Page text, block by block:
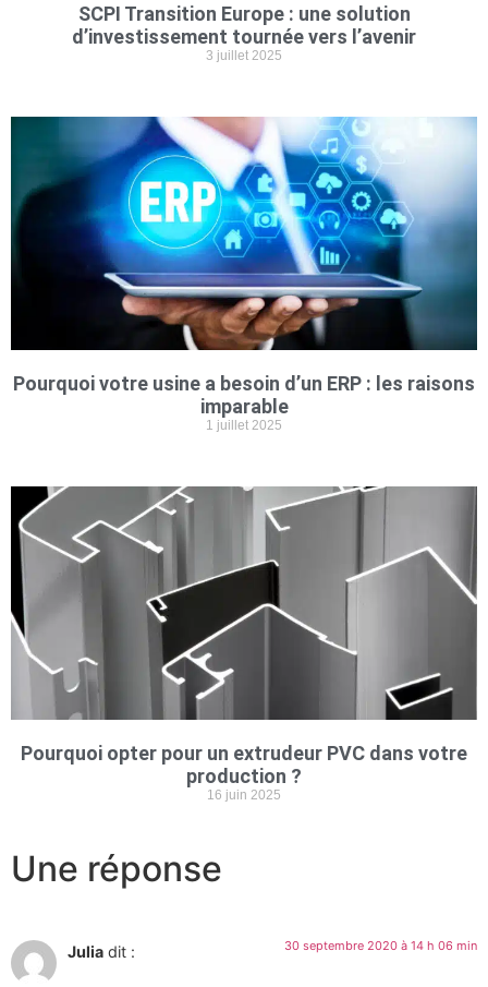
SCPI Transition Europe : une solution
d’investissement tournée vers l’avenir
3 juillet 2025
Pourquoi votre usine a besoin d’un ERP : les raisons
imparable
1 juillet 2025
Pourquoi opter pour un extrudeur PVC dans votre
production ?
16 juin 2025
Une réponse
Julia dit : 30 septembre 2020 à 14 h 06 min